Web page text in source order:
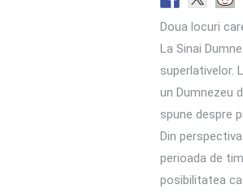
Doua locuri
La Sinai
superlativelor.
un Dumnezeu
spune despre
Din
perioada de
posibilitatea